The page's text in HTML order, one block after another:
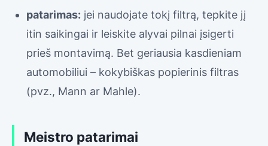
patarimas: jei naudojate tokį filtrą, tepkite jį
itin saikingai ir leiskite alyvai pilnai įsigerti
prieš montavimą. Bet geriausia kasdieniam
automobiliui – kokybiškas popierinis filtras
(pvz., Mann ar Mahle).
Meistro patarimai